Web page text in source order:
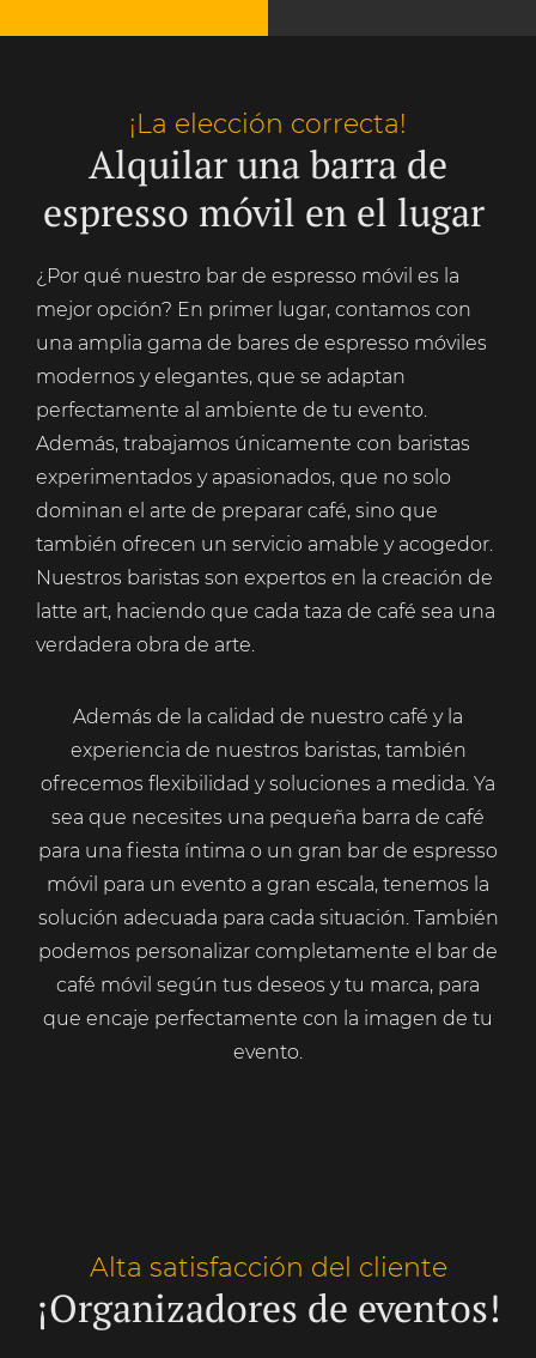
¡La elección correcta!
Alquilar una barra de
espresso móvil en el lugar
¿Por qué nuestro bar de espresso móvil es la
mejor opción? En primer lugar, contamos con
una amplia gama de bares de espresso móviles
modernos y elegantes, que se adaptan
perfectamente al ambiente de tu evento.
Además, trabajamos únicamente con baristas
experimentados y apasionados, que no solo
dominan el arte de preparar café, sino que
también ofrecen un servicio amable y acogedor.
Nuestros baristas son expertos en la creación de
latte art, haciendo que cada taza de café sea una
verdadera obra de arte.
Además de la calidad de nuestro café y la
experiencia de nuestros baristas, también
ofrecemos flexibilidad y soluciones a medida. Ya
sea que necesites una pequeña barra de café
para una fiesta íntima o un gran bar de espresso
móvil para un evento a gran escala, tenemos la
solución adecuada para cada situación. También
podemos personalizar completamente el bar de
café móvil según tus deseos y tu marca, para
que encaje perfectamente con la imagen de tu
evento.
Alta satisfacción del cliente
¡Organizadores de eventos!